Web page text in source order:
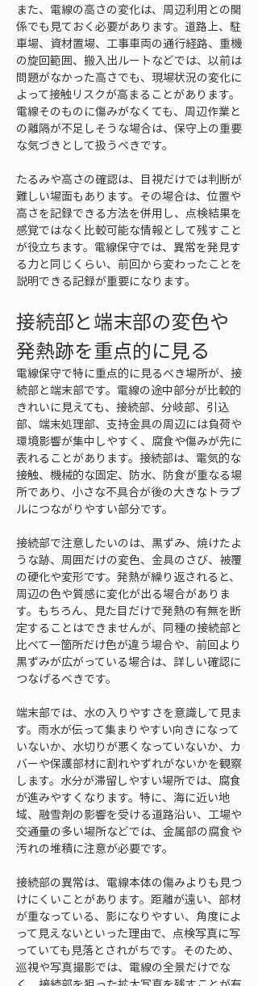
また、電線の高さの変化は、周辺利用との関
係でも見ておく必要があります。道路上、駐
車場、資材置場、工事車両の通行経路、重機
の旋回範囲、搬入出ルートなどでは、以前は
問題がなかった高さでも、現場状況の変化に
よって接触リスクが高まることがあります。
電線そのものに傷みがなくても、周辺作業と
の離隔が不足しそうな場合は、保守上の重要
な気づきとして扱うべきです。
たるみや高さの確認は、目視だけでは判断が
難しい場面もあります。その場合は、位置や
高さを記録できる方法を併用し、点検結果を
感覚ではなく比較可能な情報として残すこと
が役立ちます。電線保守では、異常を発見す
る力と同じくらい、前回から変わったことを
説明できる記録が重要になります。
接続部と端末部の変色や
発熱跡を重点的に見る
電線保守で特に重点的に見るべき場所が、接
続部と端末部です。電線の途中部分が比較的
きれいに見えても、接続部、分岐部、引込
部、端末処理部、支持金具の周辺には負荷や
環境影響が集中しやすく、腐食や傷みが先に
表れることがあります。接続部は、電気的な
接触、機械的な固定、防水、防食が重なる場
所であり、小さな不具合が後の大きなトラブ
ルにつながりやすい部分です。
接続部で注意したいのは、黒ずみ、焼けたよ
うな跡、周囲だけの変色、金具のさび、被覆
の硬化や変形です。発熱が繰り返されると、
周辺の色や質感に変化が出る場合がありま
す。もちろん、見た目だけで発熱の有無を断
定することはできませんが、同種の接続部と
比べて一箇所だけ色が違う場合や、前回より
黒ずみが広がっている場合は、詳しい確認に
つなげるべきです。
端末部では、水の入りやすさを意識して見ま
す。雨水が伝って集まりやすい向きになって
いないか、水切りが悪くなっていないか、カ
バーや保護部材に割れやずれがないかを観察
します。水分が滞留しやすい場所では、腐食
が進みやすくなります。特に、海に近い地
域、融雪剤の影響を受ける道路沿い、工場や
交通量の多い場所などでは、金属部の腐食や
汚れの堆積に注意が必要です。
接続部の異常は、電線本体の傷みよりも見つ
けにくいことがあります。距離が遠い、部材
が重なっている、影になりやすい、角度によ
って見えないといった理由で、点検写真に写
っていても見落とされがちです。そのため、
巡視や写真撮影では、電線の全景だけでな